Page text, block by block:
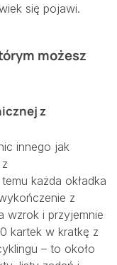
się pojawi.
możesz
z
innego jak
każda okładka
z
wzrok i przyjemnie
kartek w kratkę z
– to około